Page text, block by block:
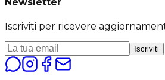
Iscriviti per ricevere
Iscriviti